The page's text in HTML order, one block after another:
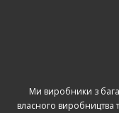
Ми виробники з
власного виробництва